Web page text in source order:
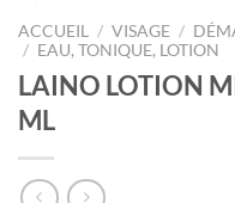
ACCUEIL / VISAGE /
/ EAU, TONIQUE, LOTION
LAINO LOTION
ML